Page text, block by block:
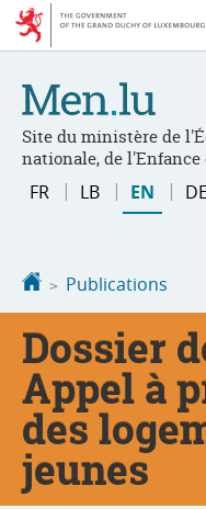
Go
Go
Site du ministère de
nationale, de l'Enfance
Change
FR LB EN DE
Homepage
Publications
Dossier
Appel à
des
jeunes